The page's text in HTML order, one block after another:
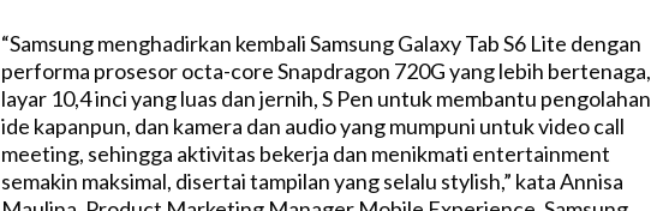
t
e
“Samsung menghadirkan kembali Samsung Galaxy Tab S6 Lite dengan
performa prosesor octa-core Snapdragon 720G yang lebih bertenaga,
layar 10,4 inci yang luas dan jernih, S Pen untuk membantu pengolahan
ide kapanpun, dan kamera dan audio yang mumpuni untuk video call
meeting, sehingga aktivitas bekerja dan menikmati entertainment
semakin maksimal, disertai tampilan yang selalu stylish,” kata Annisa